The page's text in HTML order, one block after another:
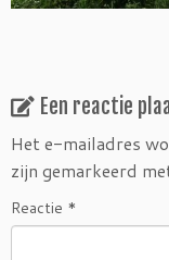
Een reactie
Het e-mailadres
zijn gemarkeerd
Reactie *